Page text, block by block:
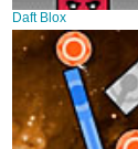
Daft Blox